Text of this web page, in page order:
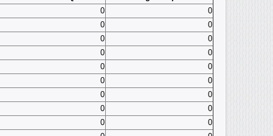
0
0
0
0
0
0
0
0
0
0
0
0
0
0
0
0
0
0